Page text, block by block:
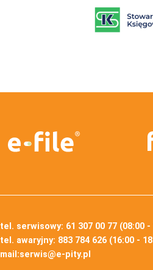
tel. serwisowy: 61 307 00 77 (08:00 -
tel. awaryjny: 883 784 626 (16:00 -
mail:serwis@e-pity.pl